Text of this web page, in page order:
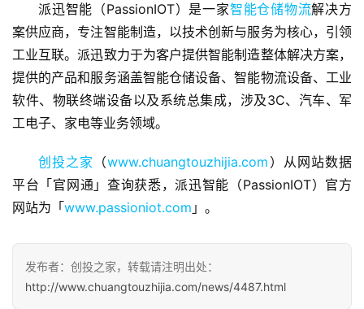
首
融
资
报
商
业
初
派迅智能（PassionIOT）是一家智能仓储物流解决方
案供应商，专注智能制造，以技术创新与服务为核心，引领
工业互联。派迅致力于为客户提供智能制造整体解决方案，
提供的产品和服务涵盖智能仓储设备、智能物流设备、工业
软件、物联终端设备以及系统总集成，涉及3C、汽车、军
工电子、家电等业务领域。
创投之家 （www.chuangtouzhijia.com ）从网站数据
平台「官网通」查询获悉，派迅智能（PassionIOT）官方
网站为「www.passioniot.com 」。
发布者：创投之家，转载请注明出处：
http://www.chuangtouzhijia.com/news/4487.html